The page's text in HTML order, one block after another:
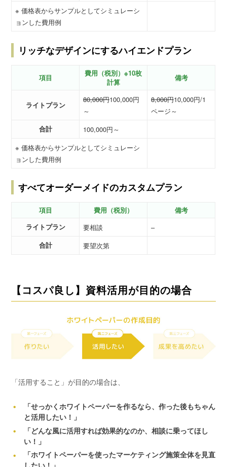
※ 価格表からサンプルとしてシミュレーシ
ョンした費用例
リッチなデザインにするハイエンドプラン
項目
費用（税別）※10枚
計算
備考
ライトプラン
80,000円100,000円
～
8,000円10,000円/1
ページ～
合計
100,000円～
※ 価格表からサンプルとしてシミュレーシ
ョンした費用例
すべてオーダーメイドのカスタムプラン
項目 費用（税別）
備考
ライトプラン
要相談
–
合計
要望次第
【コスパ良し】資料活用が目的の場合
「活用すること」が目的の場合は、
「せっかくホワイトペーパーを作るなら、作った後もちゃん
と活用したい！」
「どんな風に活用すれば効果的なのか、相談に乗ってほし
い！」
「ホワイトペーパーを使ったマーケティング施策全体を見直